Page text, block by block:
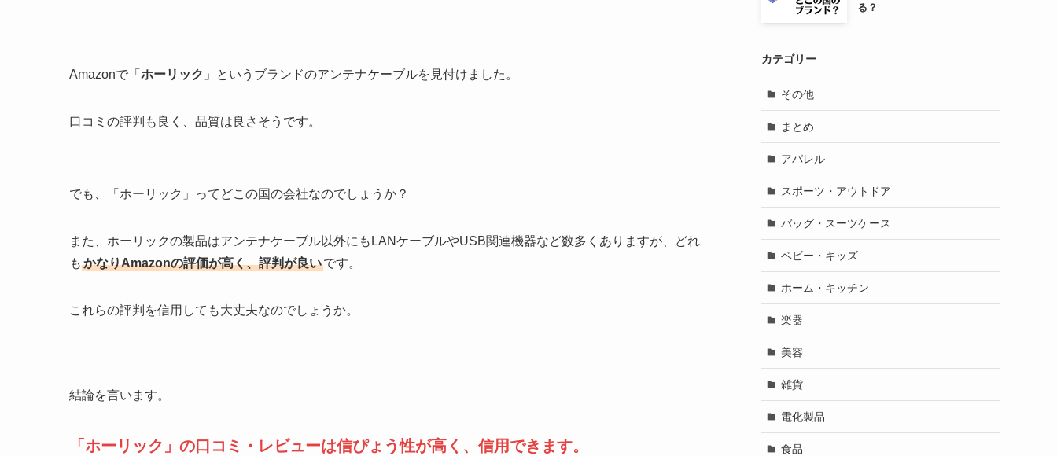
Amazonで「 ホーリック 」というブランドのアンテナケーブルを見付けました。
口コミの評判も良く、品質は良さそうです。
でも、「ホーリック」ってどこの国の会社なのでしょうか？
また、ホーリックの製品はアンテナケーブル以外にもLANケーブルやUSB関連機器など数多くありますが、どれ
も かなりAmazonの評価が高く、評判が良いです。
これらの評判を信用しても大丈夫なのでしょうか。
結論を言います。
「ホーリック」の口コミ・レビューは信ぴょう性が高く、信用できます。
る？
カテゴリー
その他
まとめ
アパレル
スポーツ・アウトドア
バッグ・スーツケース
ベビー・キッズ
ホーム・キッチン
楽器
美容
雑貨
電化製品
食品